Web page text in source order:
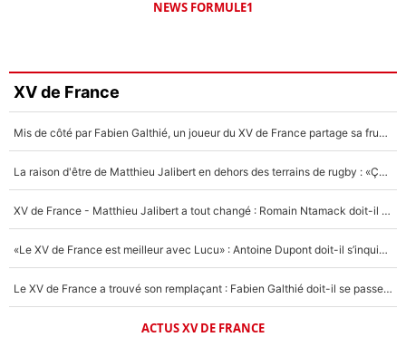
NEWS FORMULE1
XV de France
Mis de côté par Fabien Galthié, un joueur du XV de France partage sa frustration : «ils ne me l’ont pas dit tout de suite»
La raison d'être de Matthieu Jalibert en dehors des terrains de rugby : «Ça m'atteint autant que si tu touches à un membre de ma famille»
XV de France - Matthieu Jalibert a tout changé : Romain Ntamack doit-il s’inquiéter pour sa place à un an de la Coupe du monde ?
«Le XV de France est meilleur avec Lucu» : Antoine Dupont doit-il s’inquiéter pour sa place ?
Le XV de France a trouvé son remplaçant : Fabien Galthié doit-il se passer d'Antoine Dupont ?
ACTUS XV DE FRANCE